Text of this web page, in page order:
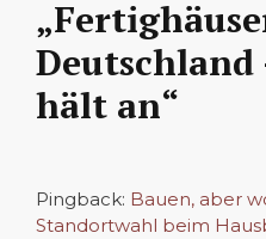
Deutschland
hält an“
Pingback: Bauen, aber
Standortwahl beim